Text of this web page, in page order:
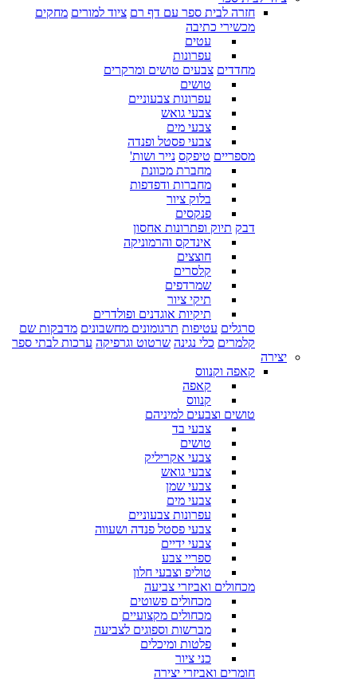
חזרה לבית ספר עם דף רם ציוד למורים מחקים
מכשירי כתיבה
עטים
עפרונות
מחדדים צבעים טושים ומרקרים
טושים
עפרונות צבעוניים
צבעי גואש
צבעי מים
צבעי פסטל ופנדה
מספריים טיפקס נייר ושות'
מחברת מכוונת
מחברות ודפדפות
בלוק ציור
פנקסים
דבק תיוק ופתרונות אחסון
אינדקס והרמוניקה
חוצצים
קלסרים
שמרדפים
תיקי ציור
תיקיות אוגדנים ופולדרים
סרגלים עטיפות תרגומונים מחשבונים מדבקות שם
קלמרים כלי נגינה שרטוט וגרפיקה ערכות לבתי ספר
יצירה
קאפה וקנווס
קאפה
קנווס
טושים וצבעים למיניהם
צבעי בד
טושים
צבעי אקריליק
צבעי גואש
צבעי שמן
צבעי מים
עפרונות צבעוניים
צבעי פסטל פנדה ושעווה
צבעי ידיים
ספריי צבע
טוליפ וצבעי חלון
מכחולים ואביזרי צביעה
מכחולים פשוטים
מכחולים מקצועיים
מברשות וספוגים לצביעה
פלטות ומיכלים
כני ציור
חומרים ואביזרי יצירה